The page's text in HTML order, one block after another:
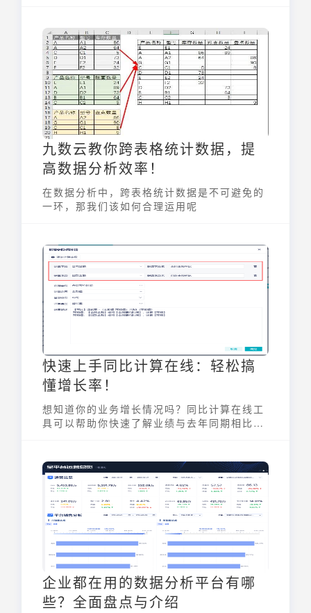
动，从而提高决策的科学性和效率。通过对数
据的深度挖掘和解读，企业能够更准确地把握
市场动态、优化运营策略、提升竞争力。
九数云教你跨表格统计数据，提
高数据分析效率！
在数据分析中，跨表格统计数据是不可避免的
一环，那我们该如何合理运用呢
快速上手同比计算在线：轻松搞
懂增长率！
想知道你的业务增长情况吗？同比计算在线工
具可以帮助你快速了解业绩与去年同期相比的
据，帮助你做出明智的决策。
企业都在用的数据分析平台有哪
些？全面盘点与介绍